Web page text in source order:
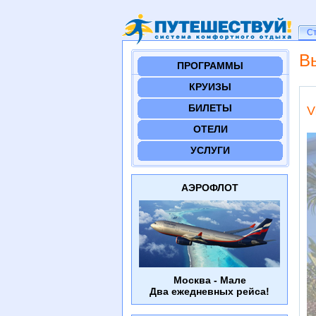
ПРОГРАММЫ
КРУИЗЫ
БИЛЕТЫ
ОТЕЛИ
УСЛУГИ
АЭРОФЛОТ
Москва - Мале
Два ежедневных рейса!